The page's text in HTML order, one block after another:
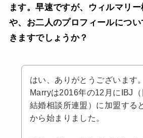
ます。早速ですが、ウィルマリ
や、お二人のプロフィールにつ
きますでしょうか？
はい、ありがとうございます
Marryは2016年の12月にIBJ（
結婚相談所連盟）に加盟する
から始まりました。